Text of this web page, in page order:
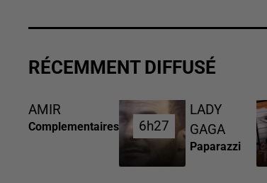
RÉCEMMENT DIFFUSÉ
AMIR
Complementaires 6h27
6h27
LADY
GAGA
Paparazzi